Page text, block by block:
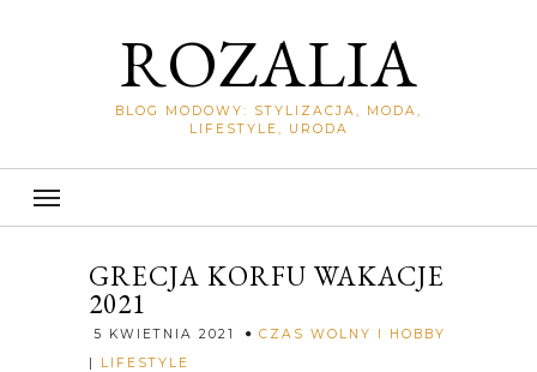
ROZALIA
BLOG MODOWY: STYLIZACJA, MODA,
LIFESTYLE, URODA
GRECJA KORFU WAKACJE
2021
5 KWIETNIA 2021
CZAS WOLNY I HOBBY
| LIFESTYLE